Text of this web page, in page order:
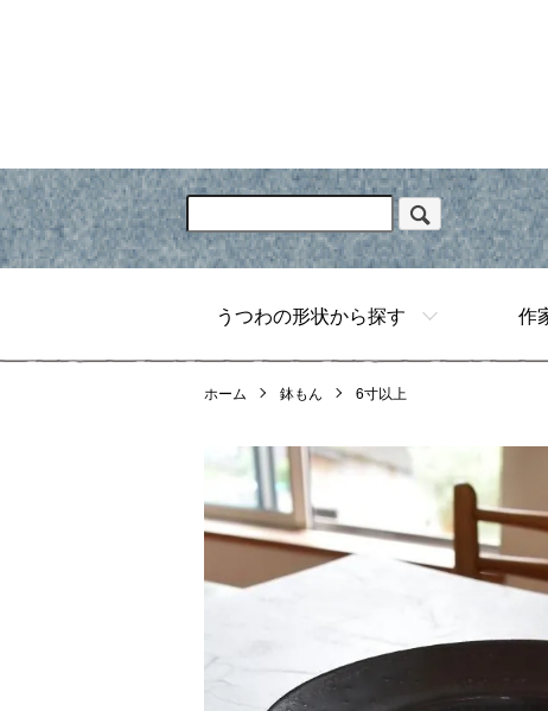
うつわの形状から探す 作
ホーム 鉢もん 6寸以上